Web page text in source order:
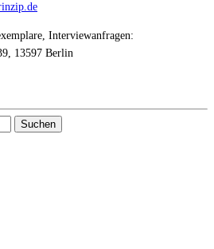
Interviewanfragen:
13597 Berlin